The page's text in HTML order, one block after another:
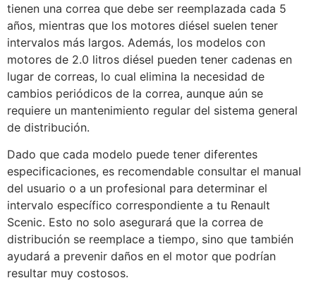
tienen una correa que debe ser reemplazada cada 5
años, mientras que los motores diésel suelen tener
intervalos más largos. Además, los modelos con
motores de 2.0 litros diésel pueden tener cadenas en
lugar de correas, lo cual elimina la necesidad de
cambios periódicos de la correa, aunque aún se
requiere un mantenimiento regular del sistema general
de distribución.
Dado que cada modelo puede tener diferentes
especificaciones, es recomendable consultar el manual
del usuario o a un profesional para determinar el
intervalo específico correspondiente a tu Renault
Scenic. Esto no solo asegurará que la correa de
distribución se reemplace a tiempo, sino que también
ayudará a prevenir daños en el motor que podrían
resultar muy costosos.